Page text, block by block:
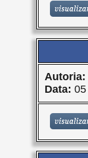
Autoria:
Data: